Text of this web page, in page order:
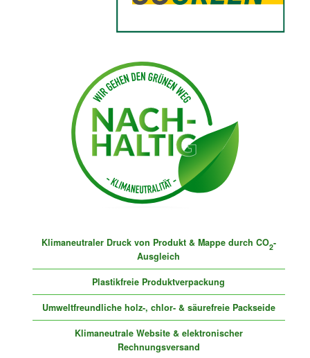
Klimaneutraler Druck von Produkt & Mappe durch CO2-
Ausgleich
Plastikfreie Produktverpackung
Umweltfreundliche holz-, chlor- & säurefreie Packseide
Klimaneutrale Website & elektronischer
Rechnungsversand